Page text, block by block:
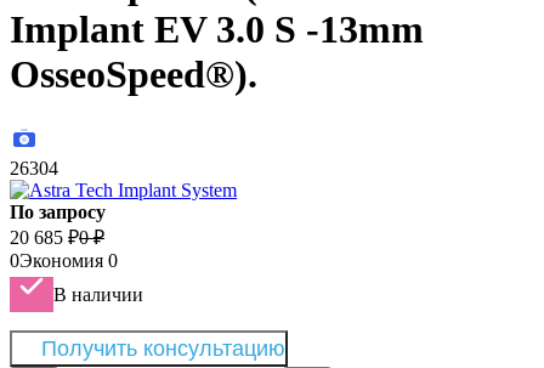
Implant EV 3.0 S -13mm
OsseoSpeed®).
26304
По запросу
20 685 ₽0 ₽
0Экономия 0
В наличии
Получить консультацию